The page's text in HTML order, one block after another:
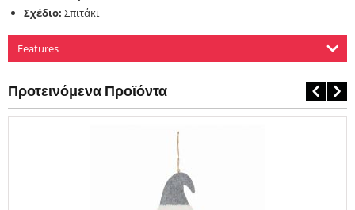
Σχέδιο: Σπιτάκι
Features
Προτεινόμενα Προϊόντα